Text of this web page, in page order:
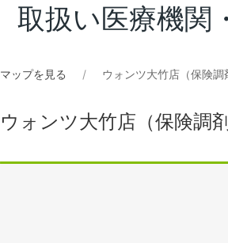
取扱い医療機関
マップを見る ウォンツ大竹店（保険調
ウォンツ大竹店（保険調